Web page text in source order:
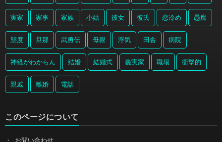
実家 家事 家族 小姑 彼女 彼氏 恋冷め 愚痴
態度 旦那 武勇伝 母親 浮気 田舎 病院
神経がわからん 結婚 結婚式 義実家 職場 衝撃的
親戚 離婚 電話
このページについて
お問い合わせ